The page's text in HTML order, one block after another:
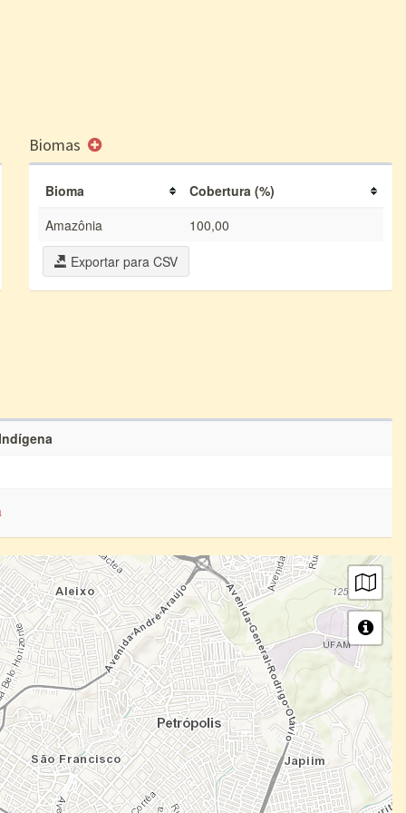
Biomas
Bioma
Cobertura (%)
Amazônia
100,00
Exportar para CSV